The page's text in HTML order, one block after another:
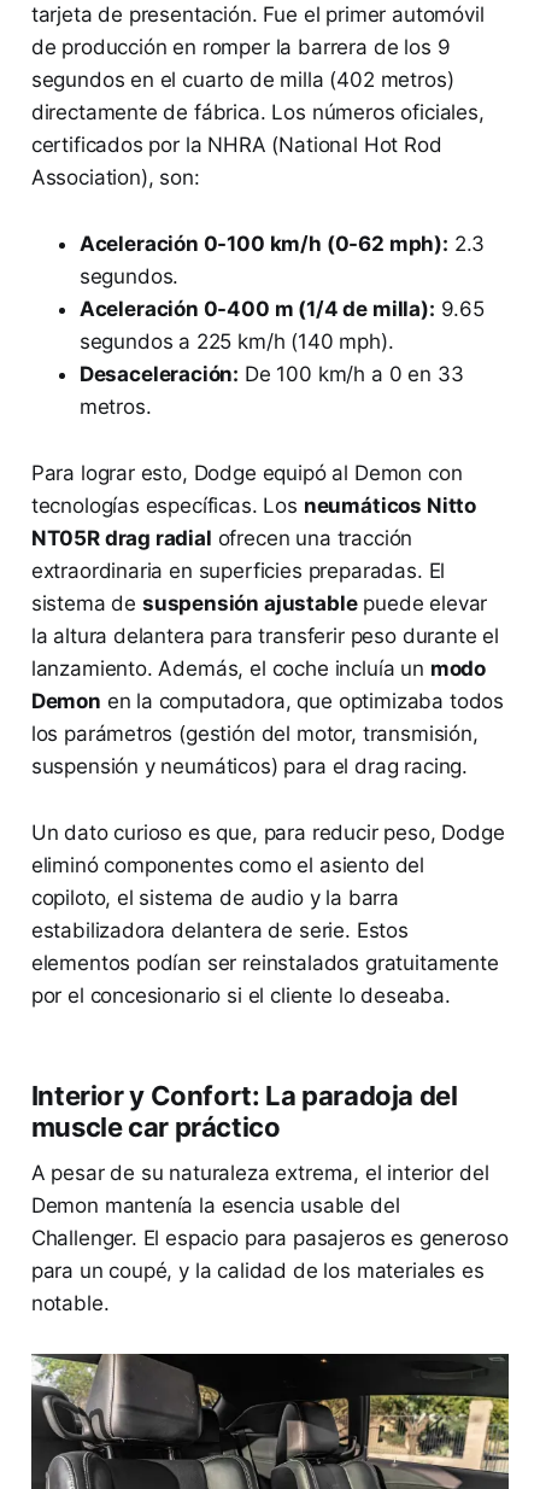
tarjeta de presentación. Fue el primer automóvil
de producción en romper la barrera de los 9
segundos en el cuarto de milla (402 metros)
directamente de fábrica. Los números oficiales,
certificados por la NHRA (National Hot Rod
Association), son:
Aceleración 0-100 km/h (0-62 mph): 2.3
segundos.
Aceleración 0-400 m (1/4 de milla): 9.65
segundos a 225 km/h (140 mph).
Desaceleración: De 100 km/h a 0 en 33
metros.
Para lograr esto, Dodge equipó al Demon con
tecnologías específicas. Los neumáticos Nitto
NT05R drag radial ofrecen una tracción
extraordinaria en superficies preparadas. El
sistema de suspensión ajustablepuede elevar
la altura delantera para transferir peso durante el
lanzamiento. Además, el coche incluía un modo
Demon en la computadora, que optimizaba todos
los parámetros (gestión del motor, transmisión,
suspensión y neumáticos) para el drag racing.
Un dato curioso es que, para reducir peso, Dodge
eliminó componentes como el asiento del
copiloto, el sistema de audio y la barra
estabilizadora delantera de serie. Estos
elementos podían ser reinstalados gratuitamente
por el concesionario si el cliente lo deseaba.
Interior y Confort: La paradoja del
muscle car práctico
A pesar de su naturaleza extrema, el interior del
Demon mantenía la esencia usable del
Challenger. El espacio para pasajeros es generoso
para un coupé, y la calidad de los materiales es
notable.